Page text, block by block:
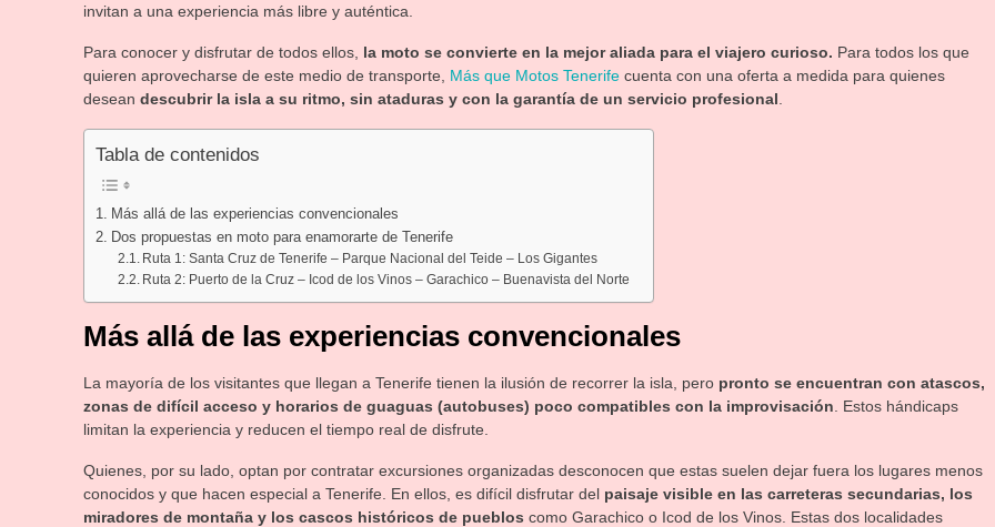
invitan a una experiencia más libre y auténtica.
Para conocer y disfrutar de todos ellos, la moto se convierte en la mejor aliada para el viajero curioso. Para todos los que
quieren aprovecharse de este medio de transporte, Más que Motos Tenerife cuenta con una oferta a medida para quienes
desean descubrir la isla a su ritmo, sin ataduras y con la garantía de un servicio profesional
Tabla de contenidos
Más allá de las experiencias convencionales
Dos propuestas en moto para enamorarte de Tenerife
Ruta 1: Santa Cruz de Tenerife – Parque Nacional del Teide – Los Gigantes
Ruta 2: Puerto de la Cruz – Icod de los Vinos – Garachico – Buenavista del Norte
Más allá de las experiencias convencionales
La mayoría de los visitantes que llegan a Tenerife tienen la ilusión de recorrer la isla, pero pronto se encuentran con atascos,
zonas de difícil acceso y horarios de guaguas (autobuses) poco compatibles con la improvisación . Estos hándicaps
limitan la experiencia y reducen el tiempo real de disfrute.
Quienes, por su lado, optan por contratar excursiones organizadas desconocen que estas suelen dejar fuera los lugares menos
conocidos y que hacen especial a Tenerife. En ellos, es difícil disfrutar del paisaje visible en las carreteras secundarias, los
miradores de montaña y los cascos históricos de pueblos como Garachico o Icod de los Vinos. Estas dos localidades